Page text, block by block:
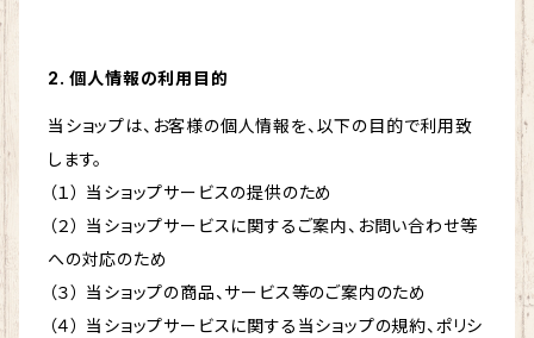
2. 個人情報の利用目的
当ショップは、お客様の個人情報を、以下の目的で利用致
します。
（１） 当ショップサービスの提供のため
（２） 当ショップサービスに関するご案内、お問い合わせ等
への対応のため
（３） 当ショップの商品、サービス等のご案内のため
（４） 当ショップサービスに関する当ショップの規約、ポリシ